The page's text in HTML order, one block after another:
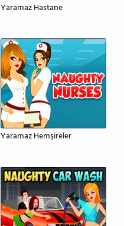
Yaramaz Hastane
Yaramaz Hemşireler